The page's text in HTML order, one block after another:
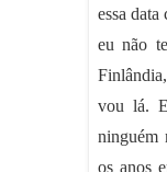
essa
eu não
vou lá.
ninguém
os anos